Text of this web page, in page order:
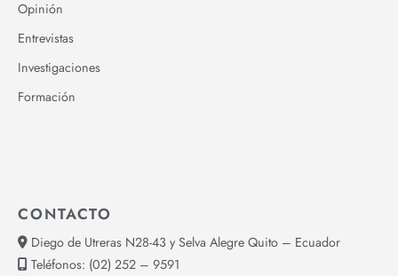
Opinión
Entrevistas
Investigaciones
Formación
CONTACTO
Diego de Utreras N28-43 y Selva Alegre Quito – Ecuador
Teléfonos: (02) 252 – 9591